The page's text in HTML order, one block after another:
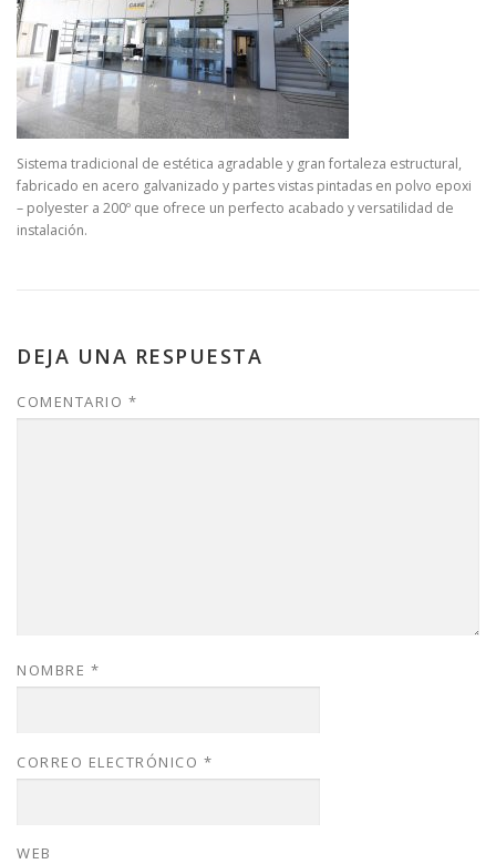
Sistema tradicional de estética agradable y gran fortaleza estructural,
fabricado en acero galvanizado y partes vistas pintadas en polvo epoxi
– polyester a 200º que ofrece un perfecto acabado y versatilidad de
instalación.
DEJA UNA RESPUESTA
COMENTARIO *
NOMBRE *
CORREO ELECTRÓNICO *
WEB